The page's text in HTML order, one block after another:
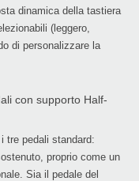
dinamica della tastiera
(leggero,
di personalizzare la
con supporto Half-
i tre pedali standard:
proprio come un
Sia il pedale del